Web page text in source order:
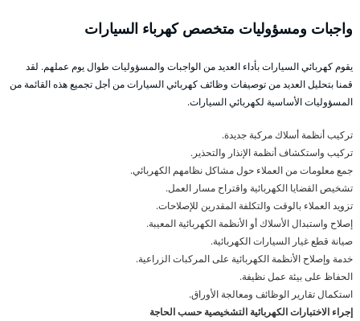
واجبات ومسؤوليات متخصص كهرباء السيارات
يقوم كهربائي السيارات بأداء العديد من الواجبات والمسؤوليات طوال يوم عملهم. لقد
قمنا بتحليل العديد من توصيفات وظائف كهربائي السيارات من أجل تجميع هذه القائمة من
المسؤوليات الأساسية لكهربائي السيارات.
تركيب أنظمة أسلاك مركبة جديدة.
تركيب واستكشاف أنظمة الإنذار والتحذير.
جمع معلومات من العملاء حول مشاكل نظامهم الكهربائي.
تشخيص القضايا الكهربائية واقتراح مسار العمل.
تزويد العملاء بالوقت والتكلفة المقدرين للإصلاحات.
إصلاح واستبدال الأسلاك أو الأنظمة الكهربائية المعيبة.
صيانة قطع غيار السيارات الكهربائية.
خدمة وإصلاح الأنظمة الكهربائية على المركبات الزراعية.
الحفاظ على بيئة عمل نظيفة.
استكمال تقارير الوظائف ومعالجة الأوراق.
إجراء الاختبارات الكهربائية التشخيصية حسب الحاجة